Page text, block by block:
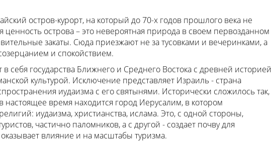
остров-курорт, на который до 70-х годов прошлого века не
ценность острова – это невероятная природа в своем первозданном
закаты. Сюда приезжают не за тусовками и вечеринками, а
и спокойствием.
себя государства Ближнего и Среднего Востока с древней историей
культурой. Исключение представляет Израиль - страна
иудаизма с его святынями. Исторически сложилось так,
настоящее время находится город Иерусалим, в котором
иудаизма, христианства, ислама. Это, с одной стороны,
частично паломников, а с другой - создает почву для
влияние и на масштабы туризма.